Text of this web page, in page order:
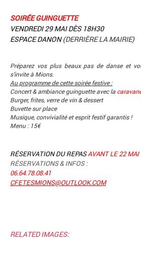
SOIRÉE GUINGUETTE
VENDREDI 29 MAI DÈS 18H30
ESPACE DANON(DERRIÈRE LA MAIRIE)
Préparez vos plus beaux pas de danse et
s’invite à Mions.
Au programme de cette soirée festive :
Concert & ambiance guinguette avec la
Burger, frites, verre de vin & dessert
Buvette sur place
Musique, convivialité et esprit festif garantis !
Menu : 15€
RÉSERVATION DU REPASAVANT LE 22 MAI
RÉSERVATIONS & INFOS :
06.64.78.08.41
CFETESMIONS@OUTLOOK.COM
RELATED IMAGES: